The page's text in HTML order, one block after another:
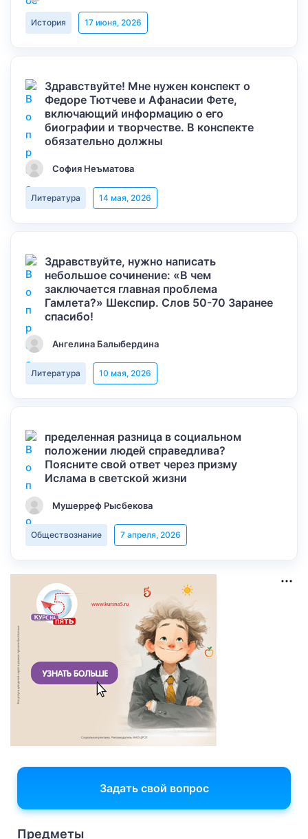
История 17 июня, 2026
Здравствуйте! Мне нужен конспект о
Федоре Тютчеве и Афанасии Фете,
включающий информацию о его
биографии и творчестве. В конспекте
обязательно должны
София Неъматова
Литература 14 мая, 2026
Здравствуйте, нужно написать
небольшое сочинение: «В чем
заключается главная проблема
Гамлета?» Шекспир. Слов 50-70 Заранее
спасибо!
Ангелина Балыбердина
Литература 10 мая, 2026
пределенная разница в социальном
положении людей справедлива?
Поясните свой ответ через призму
Ислама в светской жизни
Мушерреф Рысбекова
Обществознание 7 апреля, 2026
Задать свой вопрос
Предметы